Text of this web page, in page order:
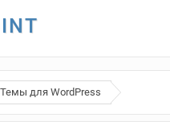
Темы для WordPress